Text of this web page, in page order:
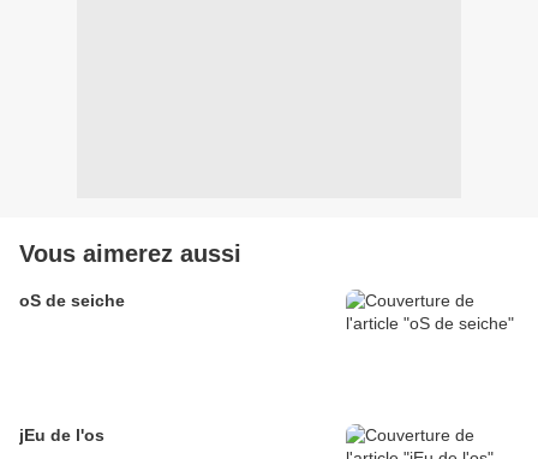
Vous aimerez aussi
oS de seiche
jEu de l'os